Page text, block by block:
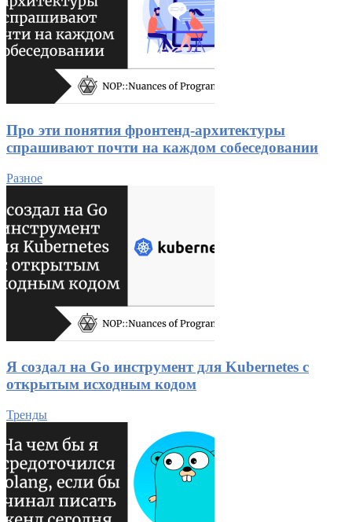
Про эти понятия фронтенд-архитектуры
спрашивают почти на каждом собеседовании
Разное
Я создал на Go инструмент для Kubernetes с
открытым исходным кодом
Тренды